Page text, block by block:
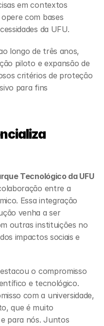
em contextos
com bases
da UFU.
longo de três anos,
piloto e expansão de
critérios de proteção
para fins
Tecnológico da UFU
entre a
Essa integração
venha a ser
outras instituições no
impactos sociais e
o compromisso
e tecnológico.
com a universidade,
que é muito
para nós. Juntos